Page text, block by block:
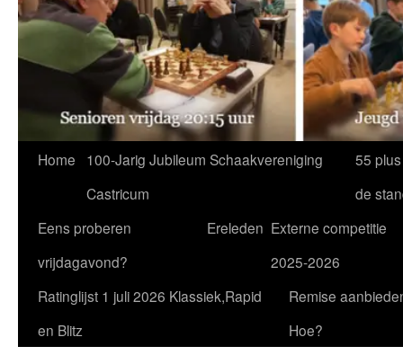
Home
100-Jarig Jubileum Schaakvereniging
Castricum
55
de
Eens proberen
vrijdagavond?
Ereleden Externe competitie
2025-2026
Ratinglijst 1 juli 2026 Klassiek,Rapid
en Blitz
Remise
Hoe?